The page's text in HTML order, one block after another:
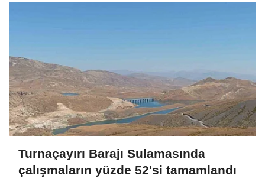
Turnaçayırı Barajı Sulamasında
çalışmaların yüzde 52'si tamamlandı